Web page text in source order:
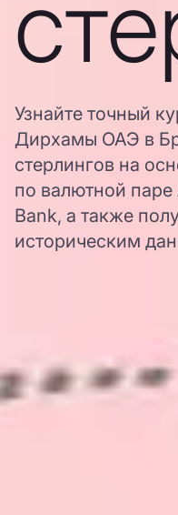
Узнайте точный
Дирхамы ОАЭ в
стерлингов на
по валютной паре
Bank, а также
историческим